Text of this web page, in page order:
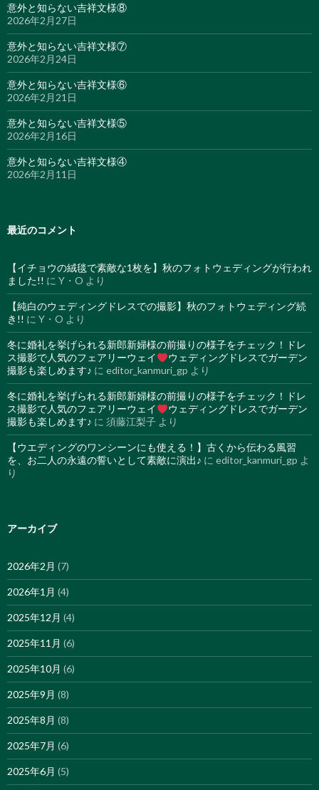
意外と知らない吉祥文様⑧
2026年2月27日
意外と知らない吉祥文様⑦
2026年2月24日
意外と知らない吉祥文様⑥
2026年2月21日
意外と知らない吉祥文様⑤
2026年2月16日
意外と知らない吉祥文様④
2026年2月11日
最近のコメント
【イチョウの絨毯で素敵な1枚を】秋のフォトウェディングが行われ
ました!! に Y・O より
【純白のウェディングドレスでの撮影】秋のフォトウェディング続
き!! に Y・O より
冬に婚礼を挙げられる新郎新婦様の前撮りの様子をチェック！ドレ
ス撮影で人気のフェアリーウェイ
ウェディングドレスでガーデン
撮影も楽しめます♪ に editor_kanmuri_gp より
冬に婚礼を挙げられる新郎新婦様の前撮りの様子をチェック！ドレ
ス撮影で人気のフェアリーウェイ
ウェディングドレスでガーデン
撮影も楽しめます♪ に 須藤江梨子 より
【ウエディングのワンシーンにも使える！】古くから伝わる風習
を、お二人の永遠の誓いとして素敵に演出♪ に editor_kanmuri_gp よ
り
アーカイブ
2026年2月 (7)
2026年1月 (4)
2025年12月 (4)
2025年11月 (6)
2025年10月 (6)
2025年9月 (8)
2025年8月 (8)
2025年7月 (6)
2025年6月 (5)